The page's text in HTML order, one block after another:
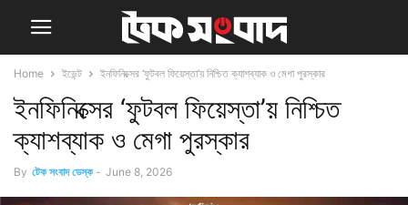
Home ইভেন্ট ইনফিনিক্সের ‘ফুটবল ফিয়েস্তা’য় নিশ্চিত ক্যাশব্যাক ও মেগা পুরস্কার
ইনফিনিক্সের ‘ফুটবল ফিয়েস্তা’য় নিশ্চিত
ক্যাশব্যাক ও মেগা পুরস্কার
By টেক সংবাদ ডেস্ক - June 8, 2026